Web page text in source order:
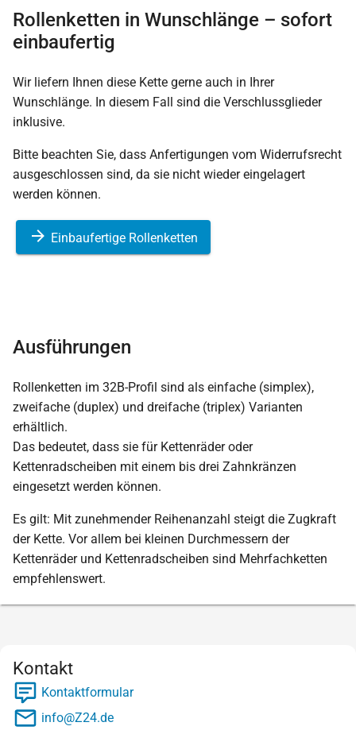
Rollenketten in Wunschlänge – sofort
einbaufertig
Wir liefern Ihnen diese Kette gerne auch in Ihrer
Wunschlänge. In diesem Fall sind die Verschlussglieder
inklusive.
Bitte beachten Sie, dass Anfertigungen vom Widerrufsrecht
ausgeschlossen sind, da sie nicht wieder eingelagert
werden können.
Einbaufertige Rollenketten
Ausführungen
Rollenketten im 32B-Profil sind als einfache (simplex),
zweifache (duplex) und dreifache (triplex) Varianten
erhältlich.
Das bedeutet, dass sie für Kettenräder oder
Kettenradscheiben mit einem bis drei Zahnkränzen
eingesetzt werden können.
Es gilt: Mit zunehmender Reihenanzahl steigt die Zugkraft
der Kette. Vor allem bei kleinen Durchmessern der
Kettenräder und Kettenradscheiben sind Mehrfachketten
empfehlenswert.
Kontakt
Kontaktformular
info@Z24.de